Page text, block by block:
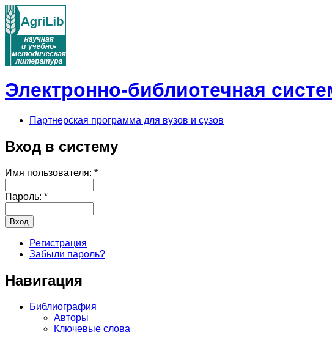
Электронно-библиотечная
Партнерская программа для вузов и сузов
Вход в систему
Имя пользователя: *
Пароль: *
Регистрация
Забыли пароль?
Навигация
Библиография
Авторы
Ключевые слова